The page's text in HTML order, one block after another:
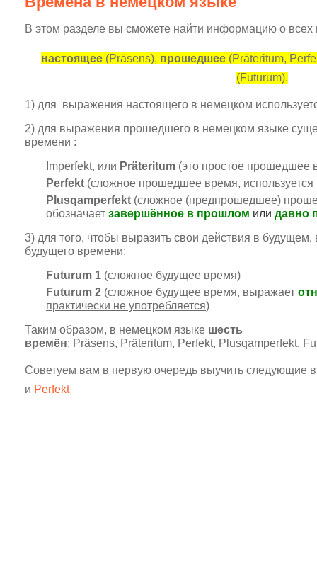
В этом разделе вы сможете найти информацию о всех
настоящее(Präsens), прошедшее(Präteritum,
(Futurum).
1) для выражения настоящего в немецком
2) для выражения прошедшего в немецком языке
времени :
Imperfekt, или Präteritum (это простое прошедшее
Perfekt (сложное прошедшее время, используется
Plusqamperfekt (сложное (предпрошедшее)
обозначает завершённое в прошлом или давно
3) для того, чтобы выразить свои действия в
будущего времени:
Futurum 1 (сложное будущее время)
Futurum 2 (сложное будущее время, выражает
практически не употребляется)
Таким образом, в немецком языке шесть
времён: Präsens, Präteritum, Perfekt, Plusqamperfekt,
Советуем вам в первую очередь выучить следующие
и Perfekt